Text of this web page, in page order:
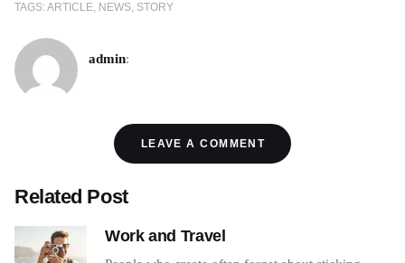
TAGS: ARTICLE NEWS STORY
admin:
LEAVE A COMMENT
Related Post
Work and Travel